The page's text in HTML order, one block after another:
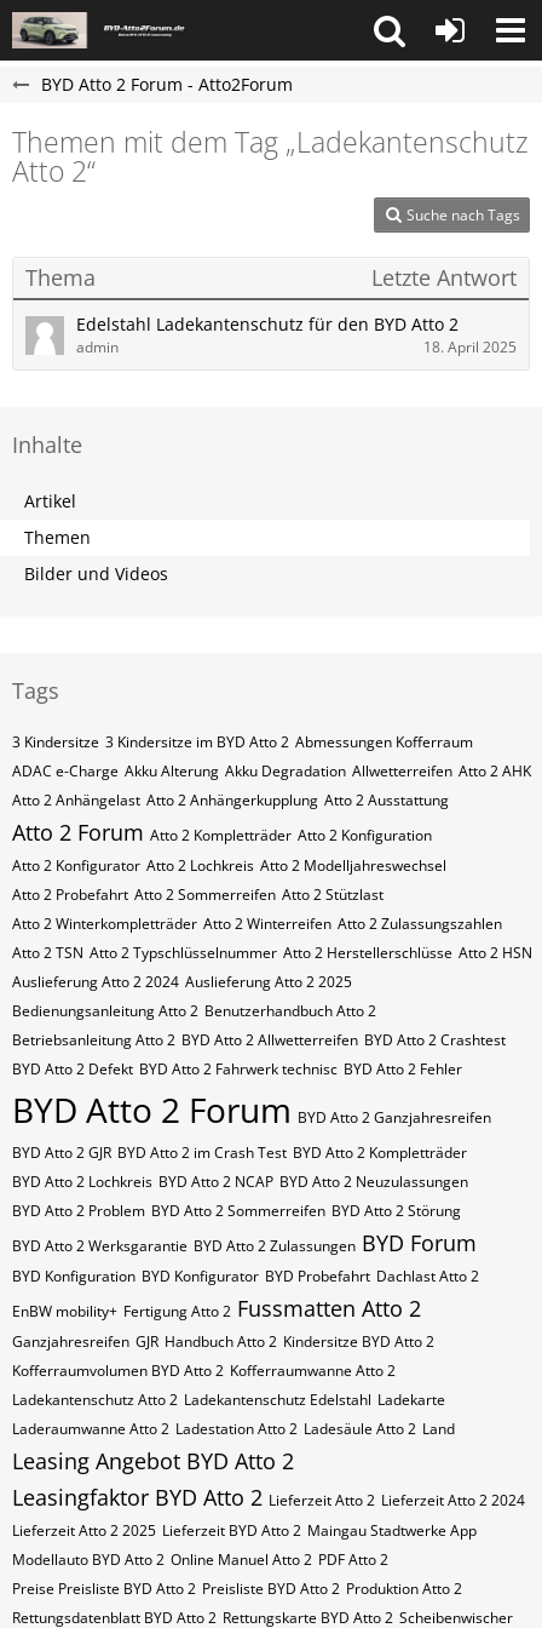
BYD Atto 2 Forum - Atto2Forum
Themen mit dem Tag „Ladekantenschutz
Atto 2“
Suche nach Tags
Thema Letzte Antwort
Edelstahl Ladekantenschutz für den BYD Atto 2
admin 18. April 2025
Inhalte
Artikel
Themen
Bilder und Videos
Tags
3 Kindersitze 3 Kindersitze im BYD Atto 2 Abmessungen Kofferraum
ADAC e-Charge Akku Alterung Akku Degradation Allwetterreifen Atto 2 AHK
Atto 2 Anhängelast Atto 2 Anhängerkupplung Atto 2 Ausstattung
Atto 2 Forum Atto 2 Kompletträder Atto 2 Konfiguration
Atto 2 Konfigurator Atto 2 Lochkreis Atto 2 Modelljahreswechsel
Atto 2 Probefahrt Atto 2 Sommerreifen Atto 2 Stützlast
Atto 2 Winterkompletträder Atto 2 Winterreifen Atto 2 Zulassungszahlen
Atto 2​​​​ TSN Atto 2​​​​ Typschlüsselnummer Atto 2​​​​​ Herstellerschlüsse Atto 2​​​​​ HSN
Auslieferung Atto 2 2024 Auslieferung Atto 2 2025
Bedienungsanleitung Atto 2 Benutzerhandbuch Atto 2
Betriebsanleitung Atto 2 BYD Atto 2 Allwetterreifen BYD Atto 2 Crashtest
BYD Atto 2 Defekt BYD Atto 2 Fahrwerk technisc BYD Atto 2 Fehler
BYD Atto 2 Forum BYD Atto 2 Ganzjahresreifen
BYD Atto 2 GJR BYD Atto 2 im Crash Test BYD Atto 2 Kompletträder
BYD Atto 2 Lochkreis BYD Atto 2 NCAP BYD Atto 2 Neuzulassungen
BYD Atto 2 Problem BYD Atto 2 Sommerreifen BYD Atto 2 Störung
BYD Atto 2 Werksgarantie BYD Atto 2 Zulassungen BYD Forum
BYD Konfiguration BYD Konfigurator BYD Probefahrt Dachlast Atto 2
EnBW mobility+ Fertigung Atto 2 Fussmatten Atto 2
Ganzjahresreifen GJR Handbuch Atto 2 Kindersitze BYD Atto 2
Kofferraumvolumen BYD Atto 2 Kofferraumwanne Atto 2
Ladekantenschutz Atto 2 Ladekantenschutz Edelstahl Ladekarte
Laderaumwanne Atto 2 Ladestation Atto 2 Ladesäule Atto 2 Land
Leasing Angebot BYD Atto 2
Leasingfaktor BYD Atto 2 Lieferzeit Atto 2 Lieferzeit Atto 2 2024
Lieferzeit Atto 2 2025 Lieferzeit BYD Atto 2 Maingau Stadtwerke App
Modellauto BYD Atto 2 Online Manuel Atto 2 PDF Atto 2
Preise Preisliste BYD Atto 2 Preisliste BYD Atto 2 Produktion Atto 2
Rettungsdatenblatt BYD Atto 2 Rettungskarte BYD Atto 2 Scheibenwischer